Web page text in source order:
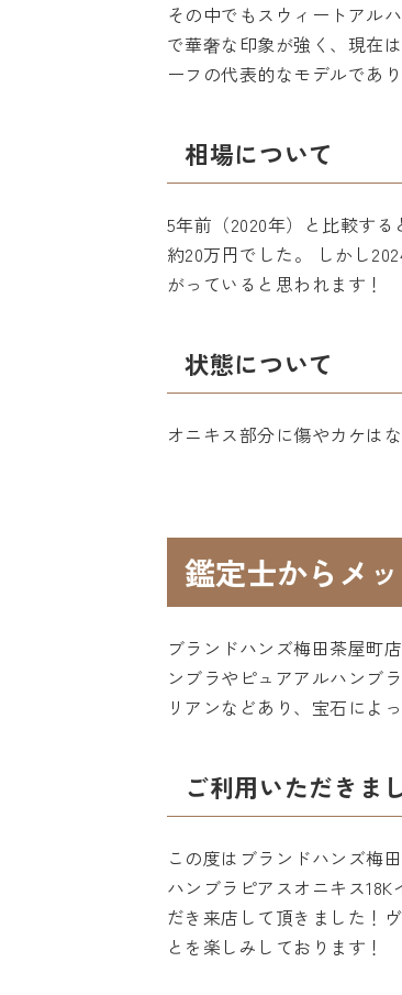
その中でもスウィートアル
で華奢な印象が強く、現在
ーフの代表的なモデルであ
相場について
5年前（2020年）と比較す
約20万円でした。 しかし
がっていると思われます！
状態について
オニキス部分に傷やカケは
鑑定士からメ
ブランドハンズ梅田茶屋町
ンブラやピュアアルハンブ
リアンなどあり、宝石によ
ご利用いただきま
この度はブランドハンズ梅
ハンブラピアスオニキス
だき来店して頂きました！
とを楽しみしております！